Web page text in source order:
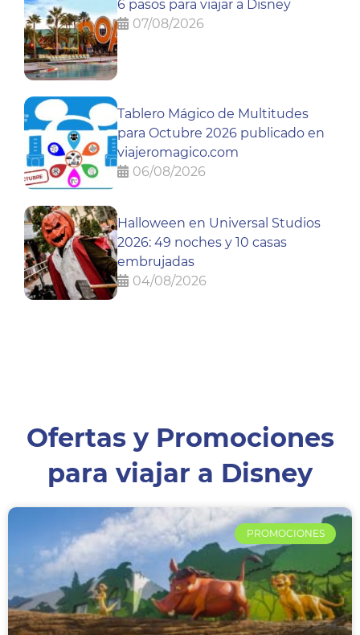
6 pasos para viajar a Disney
07/08/2026
Tablero Mágico de Multitudes
para Octubre 2026 publicado en
viajeromagico.com
06/08/2026
Halloween en Universal Studios
2026: 49 noches y 10 casas
embrujadas
04/08/2026
Ofertas y Promociones
para viajar a Disney
PROMOCIONES